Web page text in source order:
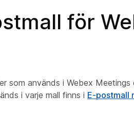
för
som används i Webex
i varje mall finns i E-postmall